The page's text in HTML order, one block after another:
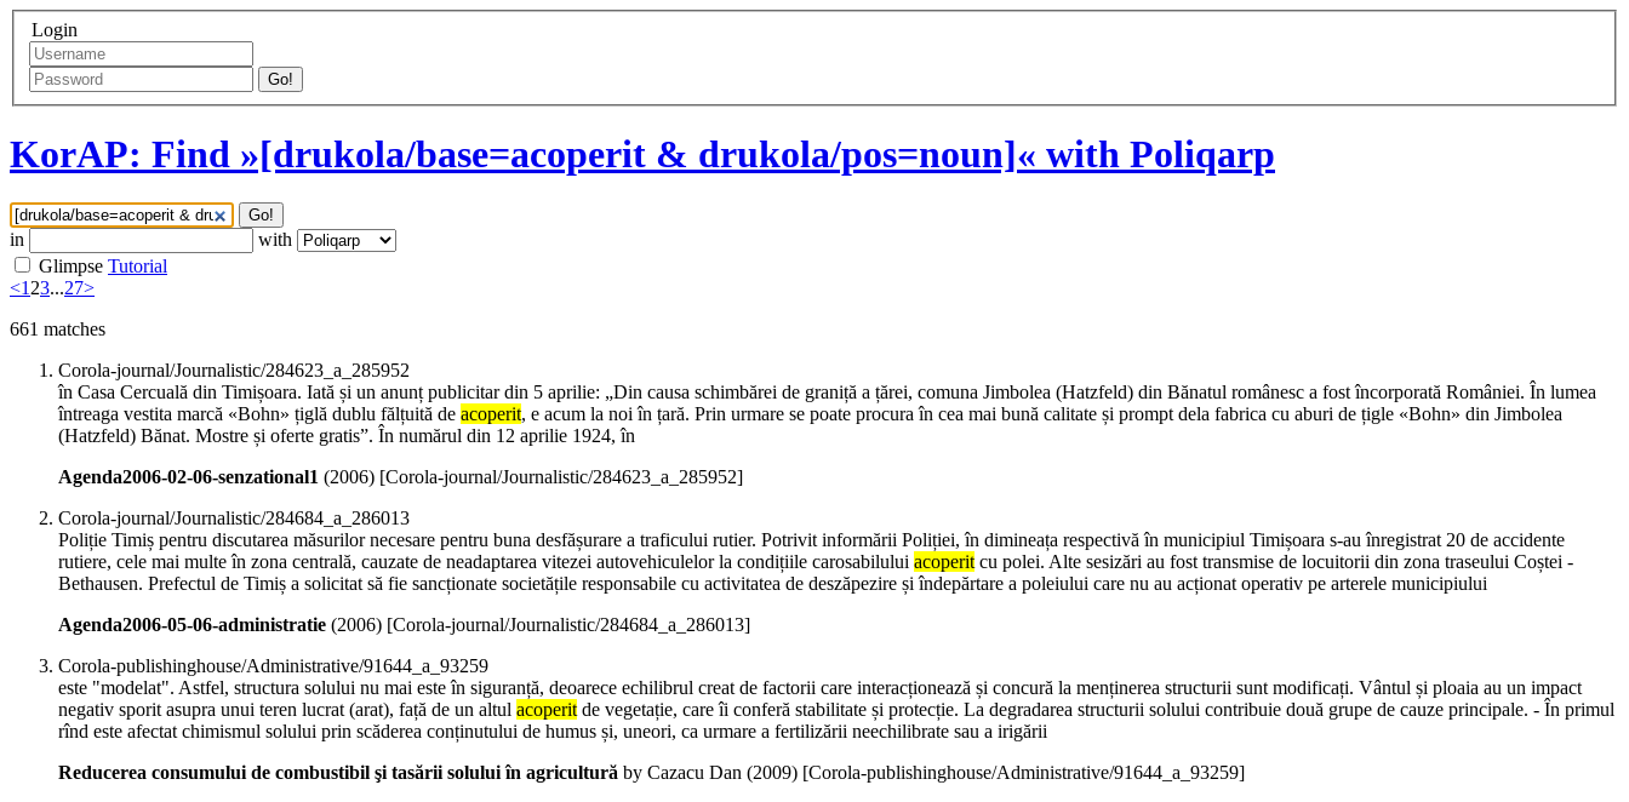
Login
Go!
KorAP: Find »[drukola/base=acoperit & drukola/pos=noun]« with Poliqarp
Go!
in
with
Glimpse Tutorial
<123...27>
661 matches
Corola-journal/Journalistic/284623_a_285952
în Casa Cercuală din Timișoara. Iată și un anunț publicitar din 5 aprilie: „Din causa schimbărei de graniță a țărei, comuna Jimbolea (Hatzfeld) din Bănatul românesc a fost încorporată României. În lumea
întreaga vestita marcă «Bohn» țiglă dublu fălțuită de acoperit, e acum la noi în țară. Prin urmare se poate procura în cea mai bună calitate și prompt dela fabrica cu aburi de țigle «Bohn» din Jimbolea
(Hatzfeld) Bănat. Mostre și oferte gratis”. În numărul din 12 aprilie 1924, în
Agenda2006-02-06-senzational1 (2006) [Corola-journal/Journalistic/284623_a_285952]
Corola-journal/Journalistic/284684_a_286013
Poliție Timiș pentru discutarea măsurilor necesare pentru buna desfășurare a traficului rutier. Potrivit informării Poliției, în dimineața respectivă în municipiul Timișoara s-au înregistrat 20 de accidente
rutiere, cele mai multe în zona centrală, cauzate de neadaptarea vitezei autovehiculelor la condițiile carosabilului acoperitcu polei. Alte sesizări au fost transmise de locuitorii din zona traseului Coștei -
Bethausen. Prefectul de Timiș a solicitat să fie sancționate societățile responsabile cu activitatea de deszăpezire și îndepărtare a poleiului care nu au acționat operativ pe arterele municipiului
Agenda2006-05-06-administratie (2006) [Corola-journal/Journalistic/284684_a_286013]
Corola-publishinghouse/Administrative/91644_a_93259
este "modelat". Astfel, structura solului nu mai este în siguranță, deoarece echilibrul creat de factorii care interacționează și concură la menținerea structurii sunt modificați. Vântul și ploaia au un impact
negativ sporit asupra unui teren lucrat (arat), față de un altul acoperitde vegetație, care îi conferă stabilitate și protecție. La degradarea structurii solului contribuie două grupe de cauze principale. - În primul
rînd este afectat chimismul solului prin scăderea conținutului de humus și, uneori, ca urmare a fertilizării neechilibrate sau a irigării
Reducerea consumului de combustibil şi tasării solului în agricultură by Cazacu Dan (2009) [Corola-publishinghouse/Administrative/91644_a_93259]